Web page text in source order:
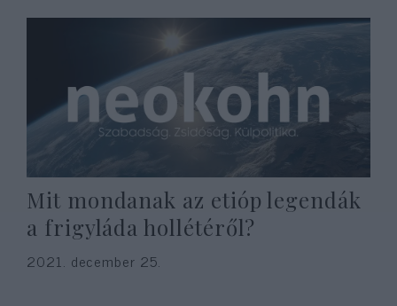
Mit mondanak az etióp legendák
a frigyláda hollétéről?
2021. december 25.